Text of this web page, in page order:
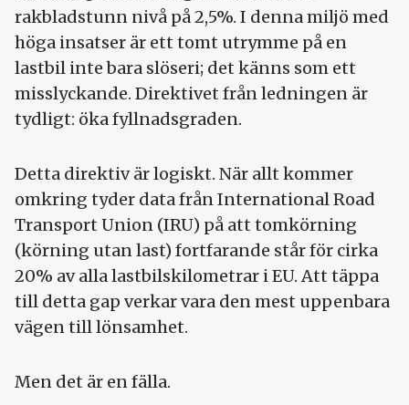
rakbladstunn nivå på 2,5%. I denna miljö med
höga insatser är ett tomt utrymme på en
lastbil inte bara slöseri; det känns som ett
misslyckande. Direktivet från ledningen är
tydligt: öka fyllnadsgraden.
Detta direktiv är logiskt. När allt kommer
omkring tyder data från International Road
Transport Union (IRU) på att tomkörning
(körning utan last) fortfarande står för cirka
20% av alla lastbilskilometrar i EU. Att täppa
till detta gap verkar vara den mest uppenbara
vägen till lönsamhet.
Men det är en fälla.